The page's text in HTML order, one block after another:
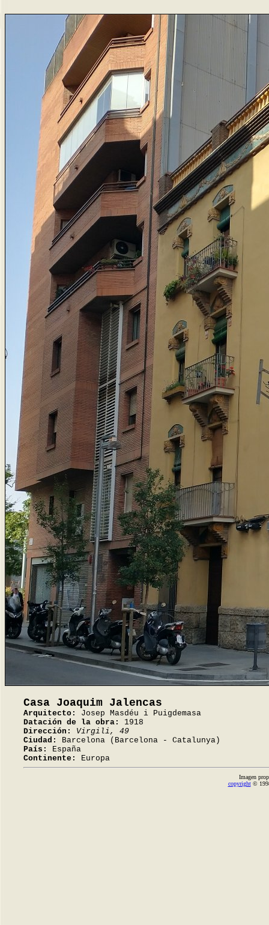
Casa Joaquim Jalencas
Arquitecto:
Josep Masdéu i Puigdemasa
Datación de la obra:
1918
Dirección:
Virgili, 49
Ciudad:
Barcelona (Barcelona - Catalunya)
País:
España
Continente:
Europa
Imagen
copyright©